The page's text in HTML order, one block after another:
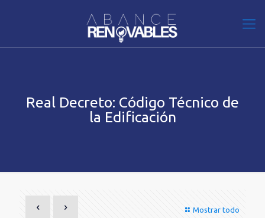
Real Decreto: Código Técnico de
la Edificación
Mostrar todo